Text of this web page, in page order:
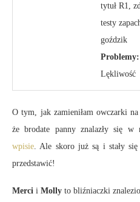
tytuł R1,
testy
goździk
Problemy:
Lękliwość
O tym, jak zamieniłam owczarki
że brodate panny znalazły się w
wpisie . Ale skoro już są i stały
przedstawić!
Merci i Molly to bliźniaczki